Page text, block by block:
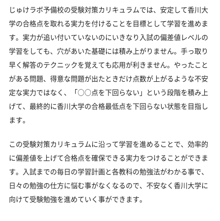
じゅけラボ予備校の受験対策カリキュラムでは、安定して香川大
学の合格点を取れる実力を付けることを目標として学習を進めま
す。実力が追い付いていないのにいきなり入試の偏差値レベルの
学習をしても、穴があいた基礎には積み上がりません。手っ取り
早く解答のテクニックを覚えても応用が利きません。やったこと
がある問題、得意な問題が出たときだけ点数が上がるような不安
定な実力ではなく、「○○点を下回らない」という段階を積み上
げて、最終的に香川大学の合格最低点を下回らない状態を目指し
ます。
この受験対策カリキュラムに沿って学習を進めることで、効率的
に偏差値を上げて合格点を確保できる実力をつけることができま
す。入試までの毎日の学習計画と各教科の勉強法がわかる事で、
日々の勉強の仕方に悩む事がなくなるので、不安なく香川大学に
向けて受験勉強を進めていく事ができます。